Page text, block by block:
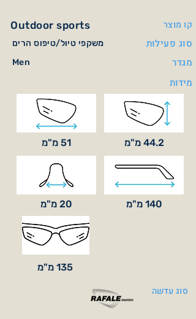
Outdoor sports קו מוצר
משקפי טיול/טיפוס הרים סוג פעילות
Men
מגדר
מידות
51 מ"מ 44.2 מ"מ
20 מ"מ 140 מ"מ
135 מ"מ
סוג עדשה